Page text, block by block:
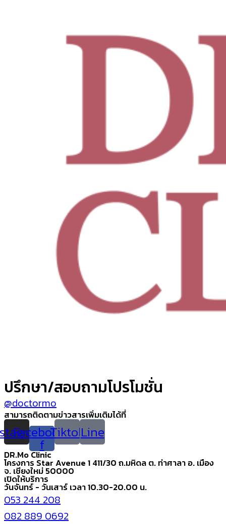
ปรึกษา/สอบถามโปรโมชั่น
@doctormo
สามารถติดตามข่าวสารเพิ่มเติมได้ที่
Facebook-
f
TiktokLine
DR.Mo Clinic
โครงการ Star Avenue 1 411/30 ถ.มหิดล ต. ท่าศาลา อ. เมือง
จ. เชียงใหม่ 50000
เปิดให้บริการ
วันจันทร์ - วันเสาร์ เวลา 10.30-20.00 น.
053 244 208
082 889 0692